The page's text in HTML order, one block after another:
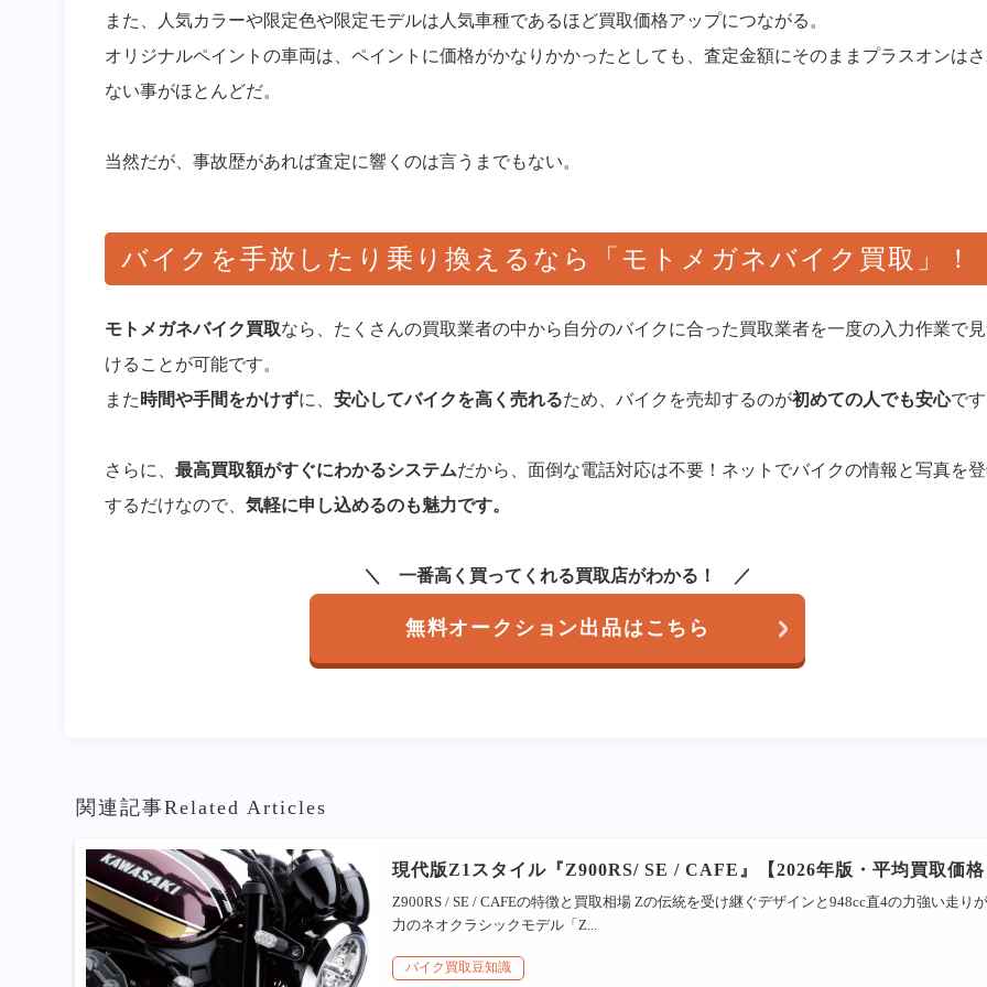
また、人気カラーや限定色や限定モデルは人気車種であるほど買取価格アップにつながる。
オリジナルペイントの車両は、ペイントに価格がかなりかかったとしても、査定金額にそのままプラスオンは
ない事がほとんどだ。
当然だが、事故歴があれば査定に響くのは言うまでもない。
バイクを手放したり乗り換えるなら「モトメガネバイク買取」！
モトメガネバイク買取なら、たくさんの買取業者の中から自分のバイクに合った買取業者を一度の入力作業で
けることが可能です。
また 時間や手間をかけずに、 安心してバイクを高く売れるため、バイクを売却するのが初めての人でも安心です
さらに、 最高買取額がすぐにわかるシステムだから、面倒な電話対応は不要！ネットでバイクの情報と写真を
するだけなので、 気軽に申し込めるのも魅力です。
一番高く買ってくれる買取店がわかる！
無料オークション出品はこちら
関連記事Related Articles
現代版Z1スタイル『Z900RS/ SE / CAFE』【2026年版・平均買取価格
Z900RS / SE / CAFEの特徴と買取相場 Zの伝統を受け継ぐデザインと948cc直4の力強い走り
力のネオクラシックモデル「Z...
バイク買取豆知識